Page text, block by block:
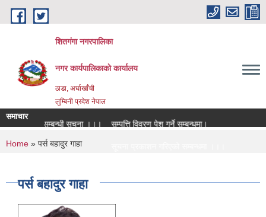
Skip to main content
शितगंगा नगरपालिका
नगर कार्यपालिकाकाे कार्यालय
ठाडा, अर्घाखाँची
लुम्बिनी प्रदेश नेपाल
समाचार
आब्हान सम्बन्धी सूचना ।।।
सम्पत्ति विवरण पेश गर्ने सम्बन्धमा।
You are here
Home » पर्स बहादुर गाहा
पर्स बहादुर गाहा